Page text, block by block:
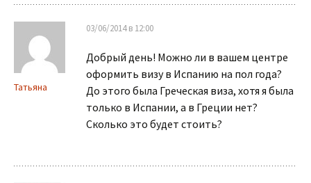
Татьяна
03/06/2014 в 12:00
Добрый день! Можно ли в вашем центре
оформить визу в Испанию на пол года?
До этого была Греческая виза, хотя я была
только в Испании, а в Греции нет?
Сколько это будет стоить?